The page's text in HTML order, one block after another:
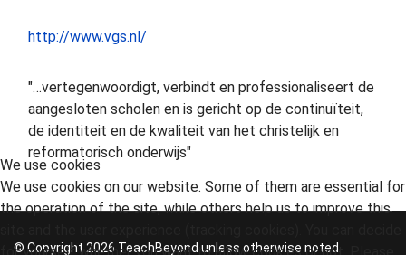
http://www.vgs.nl/
"…vertegenwoordigt, verbindt en professionaliseert de
aangesloten scholen en is gericht op de continuïteit,
de identiteit en de kwaliteit van het christelijk en
reformatorisch onderwijs"
© Copyright 2026 TeachBeyond unless otherwise noted.
We use cookies
We use cookies on our website. Some of them are essential for
the operation of the site, while others help us to improve this